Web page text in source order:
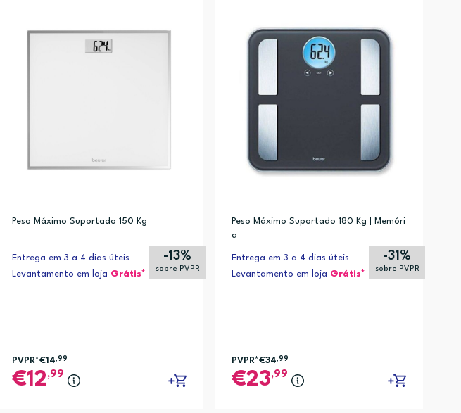
Peso Máximo Suportado 150 Kg
Entrega em 3 a 4 dias úteis
Levantamento em loja Grátis*
-13%
sobre PVPR
PVPR*€14 ,99
12 ,99
Peso Máximo Suportado 180 Kg | Memóri
a
Entrega em 3 a 4 dias úteis
Levantamento em loja Grátis*
-31%
sobre PVPR
PVPR*€34 ,99
23,99